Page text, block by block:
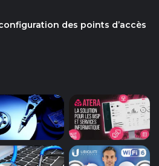
des points d’accès